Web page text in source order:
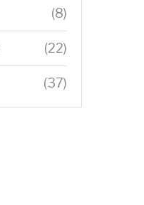
(8)
(22)
(37)